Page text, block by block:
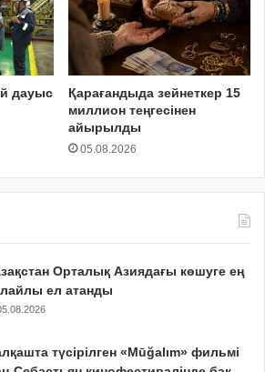
дауыс
Қарағандыда зейнеткер 15
миллион теңгесінен
айырылды
05.08.2026
Орталық Азиядағы көшуге ең
ел атанды
түсірілген «Mūğalım» фильмі